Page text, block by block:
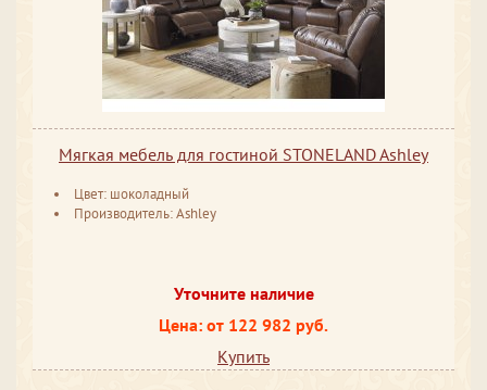
Мягкая мебель для гостиной STONELAND Ashley
Цвет: шоколадный
Производитель: Ashley
Уточните наличие
Цена: от 122 982 руб.
Купить